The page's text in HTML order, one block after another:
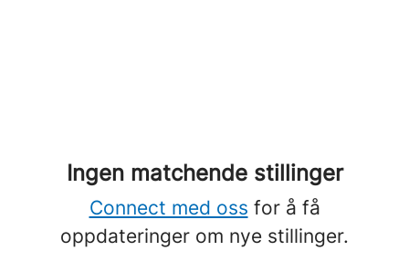
Ingen matchende stillinger
Connect med oss for å få
oppdateringer om nye stillinger.